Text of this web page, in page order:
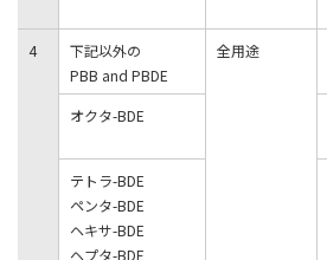
4
下記以外の
PBB and PBDE
全用途
オクタ-BDE
テトラ-BDE
ペンタ-BDE
ヘキサ-BDE
ヘプタ-BDE